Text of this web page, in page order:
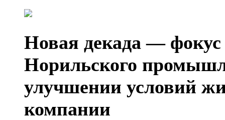
Новая декада — фокус
Норильского
улучшении условий
компании